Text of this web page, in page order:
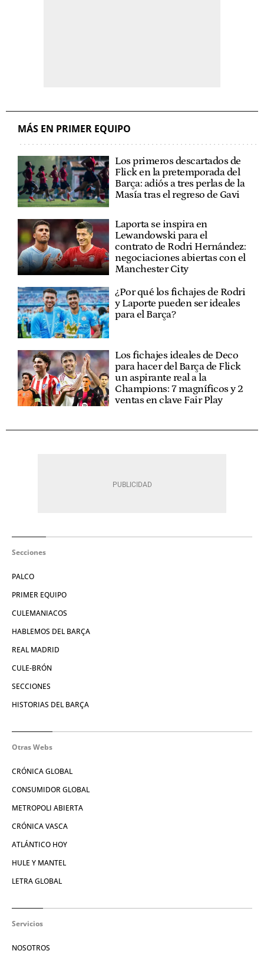
MÁS EN PRIMER EQUIPO
Los primeros descartados de
Flick en la pretemporada del
Barça: adiós a tres perlas de la
Masía tras el regreso de Gavi
Laporta se inspira en
Lewandowski para el
contrato de Rodri Hernández:
negociaciones abiertas con el
Manchester City
¿Por qué los fichajes de Rodri
y Laporte pueden ser ideales
para el Barça?
Los fichajes ideales de Deco
para hacer del Barça de Flick
un aspirante real a la
Champions: 7 magníficos y 2
ventas en clave Fair Play
Secciones
PALCO
PRIMER EQUIPO
CULEMANIACOS
HABLEMOS DEL BARÇA
REAL MADRID
CULE-BRÓN
SECCIONES
HISTORIAS DEL BARÇA
Otras Webs
CRÓNICA GLOBAL
CONSUMIDOR GLOBAL
METROPOLI ABIERTA
CRÓNICA VASCA
ATLÁNTICO HOY
HULE Y MANTEL
LETRA GLOBAL
Servicios
NOSOTROS